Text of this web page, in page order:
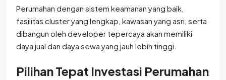
Perumahan dengan sistem keamanan yang baik,
fasilitas cluster yang lengkap, kawasan yang asri, serta
dibangun oleh developer tepercaya akan memiliki
daya jual dan daya sewa yang jauh lebih tinggi.
Pilihan Tepat Investasi Perumahan